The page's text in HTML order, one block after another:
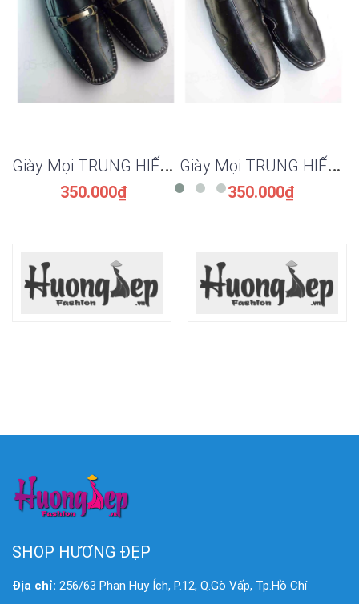
G
iày Mọi TRUNG HIẾU Thời Trang ĐT1198
350.000₫
G
iày Mọi TRUNG HIẾU Phong Cách ĐT1197
350.000₫
SHOP HƯƠNG ĐẸP
Địa chỉ: 256/63 Phan Huy Ích, P.12, Q.Gò Vấp, Tp.Hồ Chí